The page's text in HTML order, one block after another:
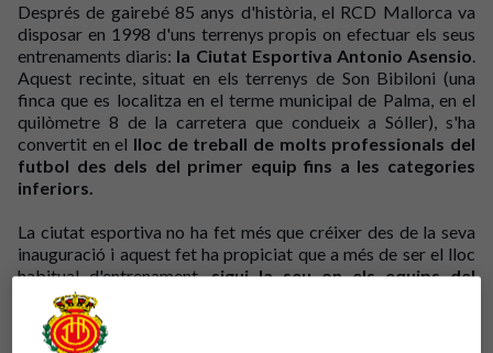
Després de gairebé 85 anys d'història, el RCD Mallorca va
disposar en 1998 d'uns terrenys propis on efectuar els seus
entrenaments diaris: la Ciutat Esportiva Antonio Asensio.
Aquest recinte, situat en els terrenys de Son Bibiloni (una
finca que es localitza en el terme municipal de Palma, en el
quilòmetre 8 de la carretera que condueix a Sóller), s'ha
convertit en el lloc de treball de molts professionals del
futbol des dels del primer equip fins a les categories
inferiors.
La ciutat esportiva no ha fet més que créixer des de la seva
inauguració i aquest fet ha propiciat que a més de ser el lloc
habitual d'entrenament,sigui la seu on els equips del
futbol base disputen els seus respectius partits.
A l'estiu de 2006, es va construir